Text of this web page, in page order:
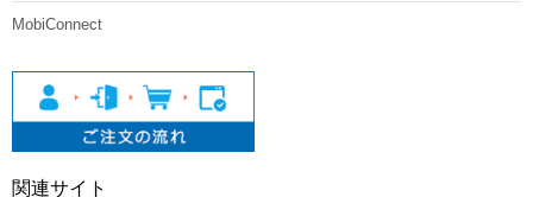
MobiConnect
関連サイト